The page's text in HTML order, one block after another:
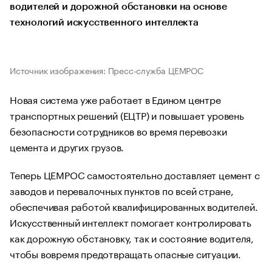
водителей и дорожной обстановки на основе
технологий искусственного интеллекта
Источник изображения: Пресс-служба ЦЕМРОС
Новая система уже работает в Едином центре
транспортных решений (ЕЦТР) и повышает уровень
безопасности сотрудников во время перевозки
цемента и других грузов.
Теперь ЦЕМРОС самостоятельно доставляет цемент с
заводов и перевалочных пунктов по всей стране,
обеспечивая работой квалифицированных водителей.
Искусственный интеллект помогает контролировать
как дорожную обстановку, так и состояние водителя,
чтобы вовремя предотвращать опасные ситуации.